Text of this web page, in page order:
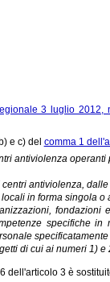
3 luglio 2012,
e c) del comma 1
antiviolenza
centri antiviolenza,
in forma singola o
fondazioni
specifiche
di cui ai numeri 1) e
dell'articolo 3 è